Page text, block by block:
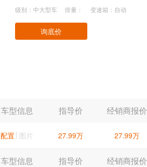
级别：中大型车
排量： 变速箱：自动
询底价
车型信息 指导价 经销商报价
配置 图片 27.99万 27.99万
车型信息 指导价 经销商报价